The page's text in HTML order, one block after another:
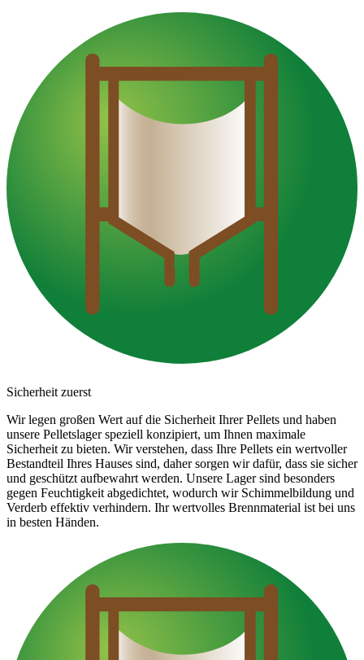
Sicherheit zuerst
Wir legen großen Wert auf die Sicherheit Ihrer Pellets und haben
unsere Pelletslager speziell konzipiert, um Ihnen maximale
Sicherheit zu bieten. Wir verstehen, dass Ihre Pellets ein wertvoller
Bestandteil Ihres Hauses sind, daher sorgen wir dafür, dass sie sicher
und geschützt aufbewahrt werden. Unsere Lager sind besonders
gegen Feuchtigkeit abgedichtet, wodurch wir Schimmelbildung und
Verderb effektiv verhindern. Ihr wertvolles Brennmaterial ist bei uns
in besten Händen.